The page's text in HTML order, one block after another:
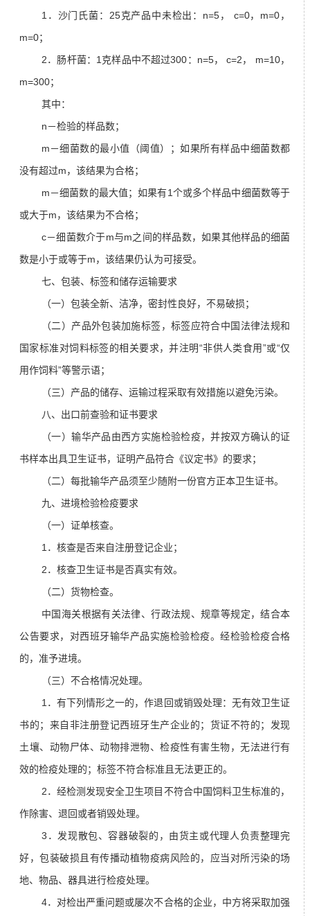
1．沙门氏菌：25克产品中未检出：n=5， c=0，m=0，
m=0；
2．肠杆菌：1克样品中不超过300：n=5， c=2， m=10，
m=300；
其中：
n－检验的样品数；
m－细菌数的最小值（阈值）；如果所有样品中细菌数都
没有超过m，该结果为合格；
m－细菌数的最大值；如果有1个或多个样品中细菌数等于
或大于m，该结果为不合格；
c－细菌数介于m与m之间的样品数，如果其他样品的细菌
数是小于或等于m，该结果仍认为可接受。
七、包装、标签和储存运输要求
（一）包装全新、洁净，密封性良好，不易破损；
（二）产品外包装加施标签，标签应符合中国法律法规和
国家标准对饲料标签的相关要求，并注明“非供人类食用”或“仅
用作饲料”等警示语；
（三）产品的储存、运输过程采取有效措施以避免污染。
八、出口前查验和证书要求
（一）输华产品由西方实施检验检疫，并按双方确认的证
书样本出具卫生证书，证明产品符合《议定书》的要求；
（二）每批输华产品须至少随附一份官方正本卫生证书。
九、进境检验检疫要求
（一）证单核查。
1．核查是否来自注册登记企业；
2．核查卫生证书是否真实有效。
（二）货物检查。
中国海关根据有关法律、行政法规、规章等规定，结合本
公告要求，对西班牙输华产品实施检验检疫。经检验检疫合格
的，准予进境。
（三）不合格情况处理。
1．有下列情形之一的，作退回或销毁处理：无有效卫生证
书的；来自非注册登记西班牙生产企业的；货证不符的；发现
土壤、动物尸体、动物排泄物、检疫性有害生物，无法进行有
效的检疫处理的；标签不符合标准且无法更正的。
2．经检测发现安全卫生项目不符合中国饲料卫生标准的，
作除害、退回或者销毁处理。
3．发现散包、容器破裂的，由货主或代理人负责整理完
好，包装破损且有传播动植物疫病风险的，应当对所污染的场
地、物品、器具进行检疫处理。
4．对检出严重问题或屡次不合格的企业，中方将采取加强